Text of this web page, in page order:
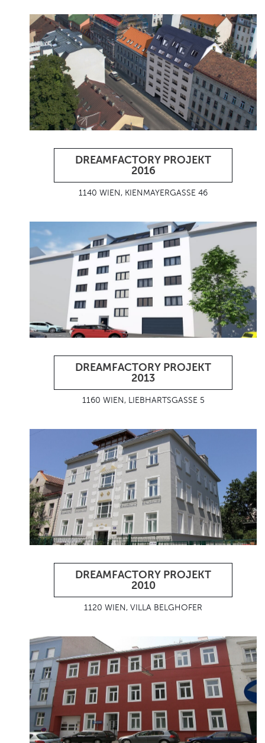
DREAMFACTORY PROJEKT
2016
1140 WIEN, KIENMAYERGASSE 46
DREAMFACTORY PROJEKT
2013
1160 WIEN, LIEBHARTSGASSE 5
DREAMFACTORY PROJEKT
2010
1120 WIEN, VILLA BELGHOFER